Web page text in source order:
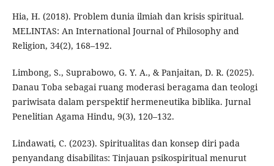
Hia, H. (2018). Problem dunia ilmiah dan krisis spiritual.
MELINTAS: An International Journal of Philosophy and
Religion, 34(2), 168–192.
Limbong, S., Suprabowo, G. Y. A., & Panjaitan, D. R. (2025).
Danau Toba sebagai ruang moderasi beragama dan teologi
pariwisata dalam perspektif hermeneutika biblika. Jurnal
Penelitian Agama Hindu, 9(3), 120–132.
Lindawati, C. (2023). Spiritualitas dan konsep diri pada
penyandang disabilitas: Tinjauan psikospiritual menurut